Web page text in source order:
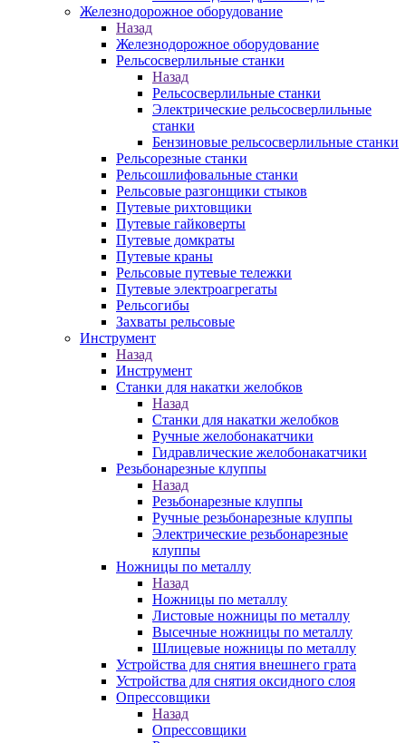
Железнодорожное оборудование
Назад
Железнодорожное оборудование
Рельсосверлильные станки
Назад
Рельсосверлильные станки
Электрические рельсосверлильные
станки
Бензиновые рельсосверлильные станки
Рельсорезные станки
Рельсошлифовальные станки
Рельсовые разгонщики стыков
Путевые рихтовщики
Путевые гайковерты
Путевые домкраты
Путевые краны
Рельсовые путевые тележки
Путевые электроагрегаты
Рельсогибы
Захваты рельсовые
Инструмент
Назад
Инструмент
Станки для накатки желобков
Назад
Станки для накатки желобков
Ручные желобонакатчики
Гидравлические желобонакатчики
Резьбонарезные клуппы
Назад
Резьбонарезные клуппы
Ручные резьбонарезные клуппы
Электрические резьбонарезные
клуппы
Ножницы по металлу
Назад
Ножницы по металлу
Листовые ножницы по металлу
Высечные ножницы по металлу
Шлицевые ножницы по металлу
Устройства для снятия внешнего грата
Устройства для снятия оксидного слоя
Опрессовщики
Назад
Опрессовщики